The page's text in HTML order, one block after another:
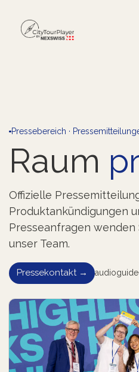
Pressebereich ·
Raum
Offizielle
Produktankündigungen
Presseanfragen
unser Team.
Pressekontakt →